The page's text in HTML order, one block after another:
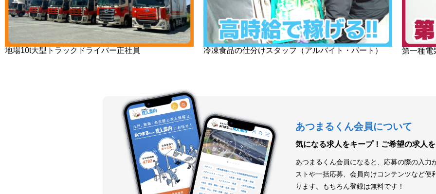
地場10t大型トラックドライバー正社員 冷凍食品の仕分けスタッフ（アルバイト・パート） 第一種電
あつまるくん会員について
気になる求人をキープ！ ご希望の求人
あつまるくん会員になると、応募の際の入力
ストや一括応募、会員向けコンテンツなど便
ります。もちろん登録は無料です！